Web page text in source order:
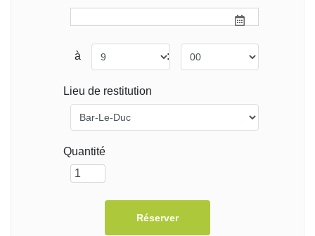
à :
Lieu de restitution
Quantité